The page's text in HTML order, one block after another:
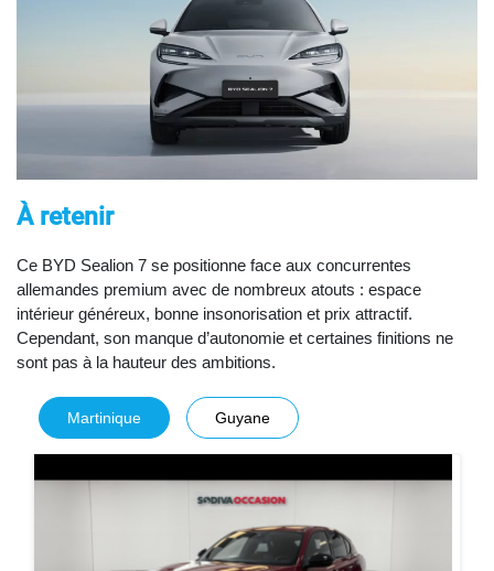
À retenir
Ce BYD Sealion 7 se positionne face aux concurrentes
allemandes premium avec de nombreux atouts : espace
intérieur généreux, bonne insonorisation et prix attractif.
Cependant, son manque d’autonomie et certaines finitions ne
sont pas à la hauteur des ambitions.
Martinique Guyane